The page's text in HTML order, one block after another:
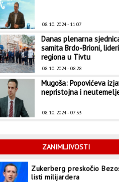
08. 10. 2024 - 11:07
Danas plenarna
samita Brdo-Brioni, lideri
regiona u Tivtu
08. 10. 2024 - 08:28
Mugoša: Popovićeva
nepristojna i
08. 10. 2024 - 07:53
ZANIMLJIVOSTI
Zukerberg preskočio
listi milijardera